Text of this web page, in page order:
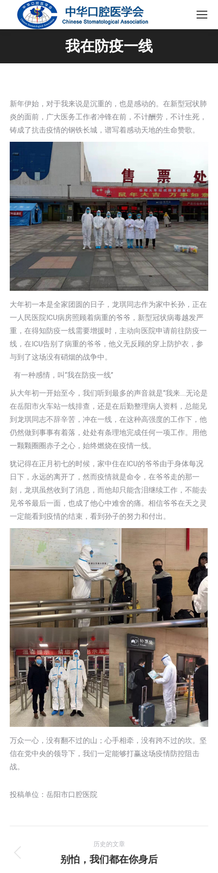
我在防疫一线
新年伊始，对于我来说是沉重的，也是感动的。在新型冠状肺
炎的面前，广大医务工作者冲锋在前，不计酬劳，不计生死，
铸成了抗击疫情的钢铁长城，谱写着感动天地的生命赞歌。
大年初一本是全家团圆的日子，龙琪同志作为家中长孙，正在
一人民医院ICU病房照顾着病重的爷爷，新型冠状病毒越发严
重，在得知防疫一线需要增援时，主动向医院申请前往防疫一
线，在ICU告别了病重的爷爷，他义无反顾的穿上防护衣，参
与到了这场没有硝烟的战争中。
有一种感情，叫“我在防疫一线”
从大年初一开始至今，我们听到最多的声音就是“我来….无论是
在岳阳市火车站一线排查，还是在后勤整理病人资料，总能见
到龙琪同志不辞辛苦，冲在一线，在这种高强度的工作下，他
仍然做到事事有着落，处处有条理地完成任何一项工作。用他
一颗颗圈圈赤子之心，始终燃烧在疫情一线。
犹记得在正月初七的时候，家中住在ICU的爷爷由于身体每况
日下，永远的离开了，然而疫情就是命令，在爷爷走的那一
刻，龙琪虽然收到了消息，而他却只能含泪继续工作，不能去
见爷爷最后一面，也成了他心中难舍的痛。相信爷爷在天之灵
一定能看到疫情的结束，看到孙子的努力和付出。
万众一心，没有翻不过的山；心手相牵，没有跨不过的坎。坚
信在党中央的领导下，我们一定能够打赢这场疫情防控阻击
战。
投稿单位：岳阳市口腔医院
章
历史的文章
历
别怕，我们都在你身后